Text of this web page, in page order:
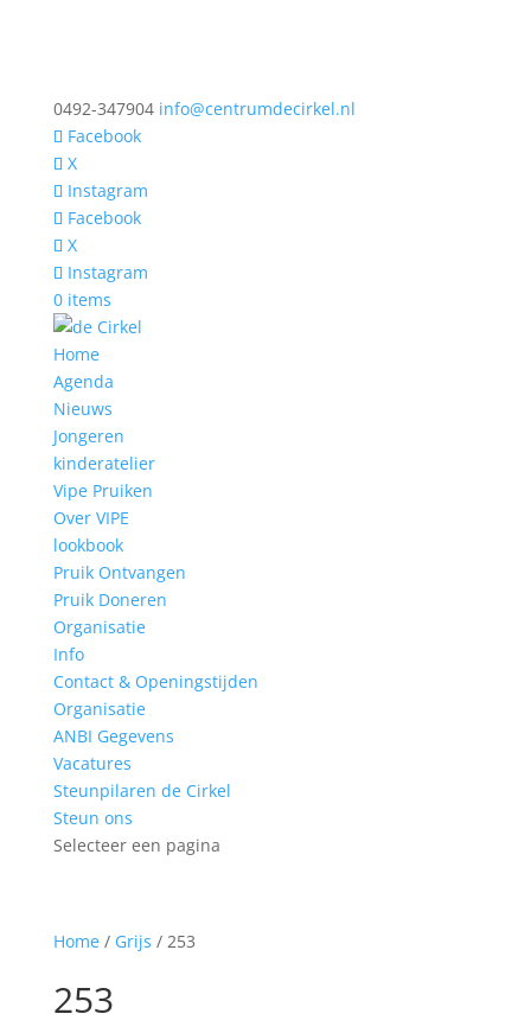
0492-347904 info@centrumdecirkel.nl
Facebook
X
Instagram
Facebook
X
Instagram
0 items
Home
Agenda
Nieuws
Jongeren
kinderatelier
Vipe Pruiken
Over VIPE
lookbook
Pruik Ontvangen
Pruik Doneren
Organisatie
Info
Contact & Openingstijden
Organisatie
ANBI Gegevens
Vacatures
Steunpilaren de Cirkel
Steun ons
Selecteer een pagina
Home/ Grijs / 253
253